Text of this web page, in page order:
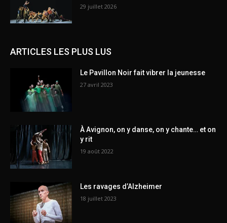
29 juillet 2026
ARTICLES LES PLUS LUS
Le Pavillon Noir fait vibrer la jeunesse
27 avril 2023
À Avignon, on y danse, on y chante… et on
y rit
19 août 2022
Les ravages d’Alzheimer
18 juillet 2023